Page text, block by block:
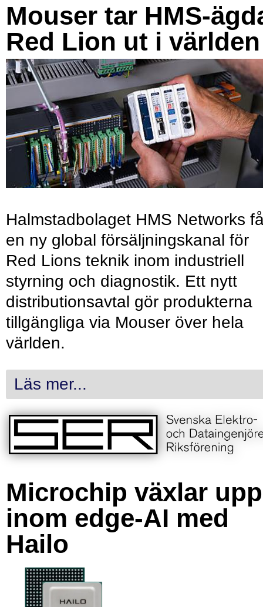
Mouser tar HMS-
Red Lion ut i världen
Halmstadbolaget HMS Networks
en ny global försäljningskanal för
Red Lions teknik inom industriell
styrning och diagnostik. Ett nytt
distributionsavtal gör produkterna
tillgängliga via Mouser över hela
världen.
Läs mer...
Microchip växlar upp
inom edge-AI med
Hailo